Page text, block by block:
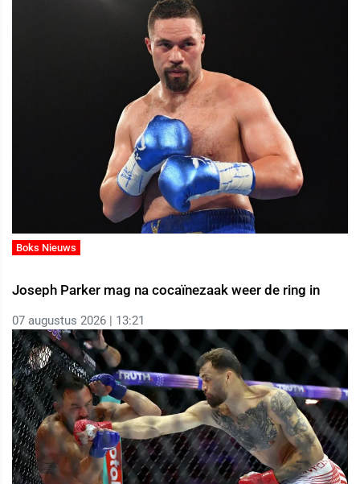
Boks Nieuws
Joseph Parker mag na cocaïnezaak weer de ring in
07 augustus 2026 | 13:21